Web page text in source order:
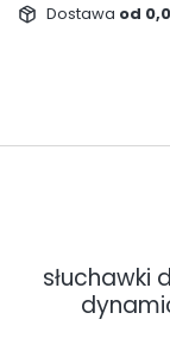
Dostawa od
słuchawki